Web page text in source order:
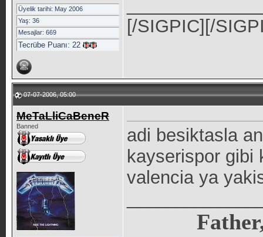
Üyelik tarihi: May 2006
Yaş: 36
Mesajlar: 669
Tecrübe Puanı: 22
[/SIGPIC][/
07-07-2006, 05:00
MeTaLliCaBeneR
Banned
adi besiktasla
kayserispor gibi
valencia ya